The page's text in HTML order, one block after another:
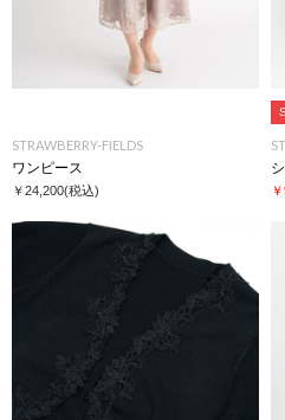
STRAWBERRY-FIELDS
ワンピース
￥24,200(税込)